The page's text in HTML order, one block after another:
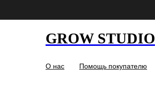
GROW STUDIO
О нас Помощь покупателю